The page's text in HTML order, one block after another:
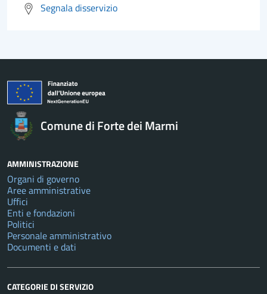
Segnala disservizio
Comune di Forte dei Marmi
AMMINISTRAZIONE
Organi di governo
Aree amministrative
Uffici
Enti e fondazioni
Politici
Personale amministrativo
Documenti e dati
CATEGORIE DI SERVIZIO